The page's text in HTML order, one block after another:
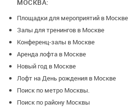
Вы можете воспользоваться
на мероприятие.
МОСКВА:
Площадки для мероприятий в Москве
Залы для тренингов в Москве
Конференц-залы в Москве
Аренда лофта в Москве
Новый год в Москве
Лофт на День рождения в Москве
Поиск по метро Москвы.
Поиск по району Москвы